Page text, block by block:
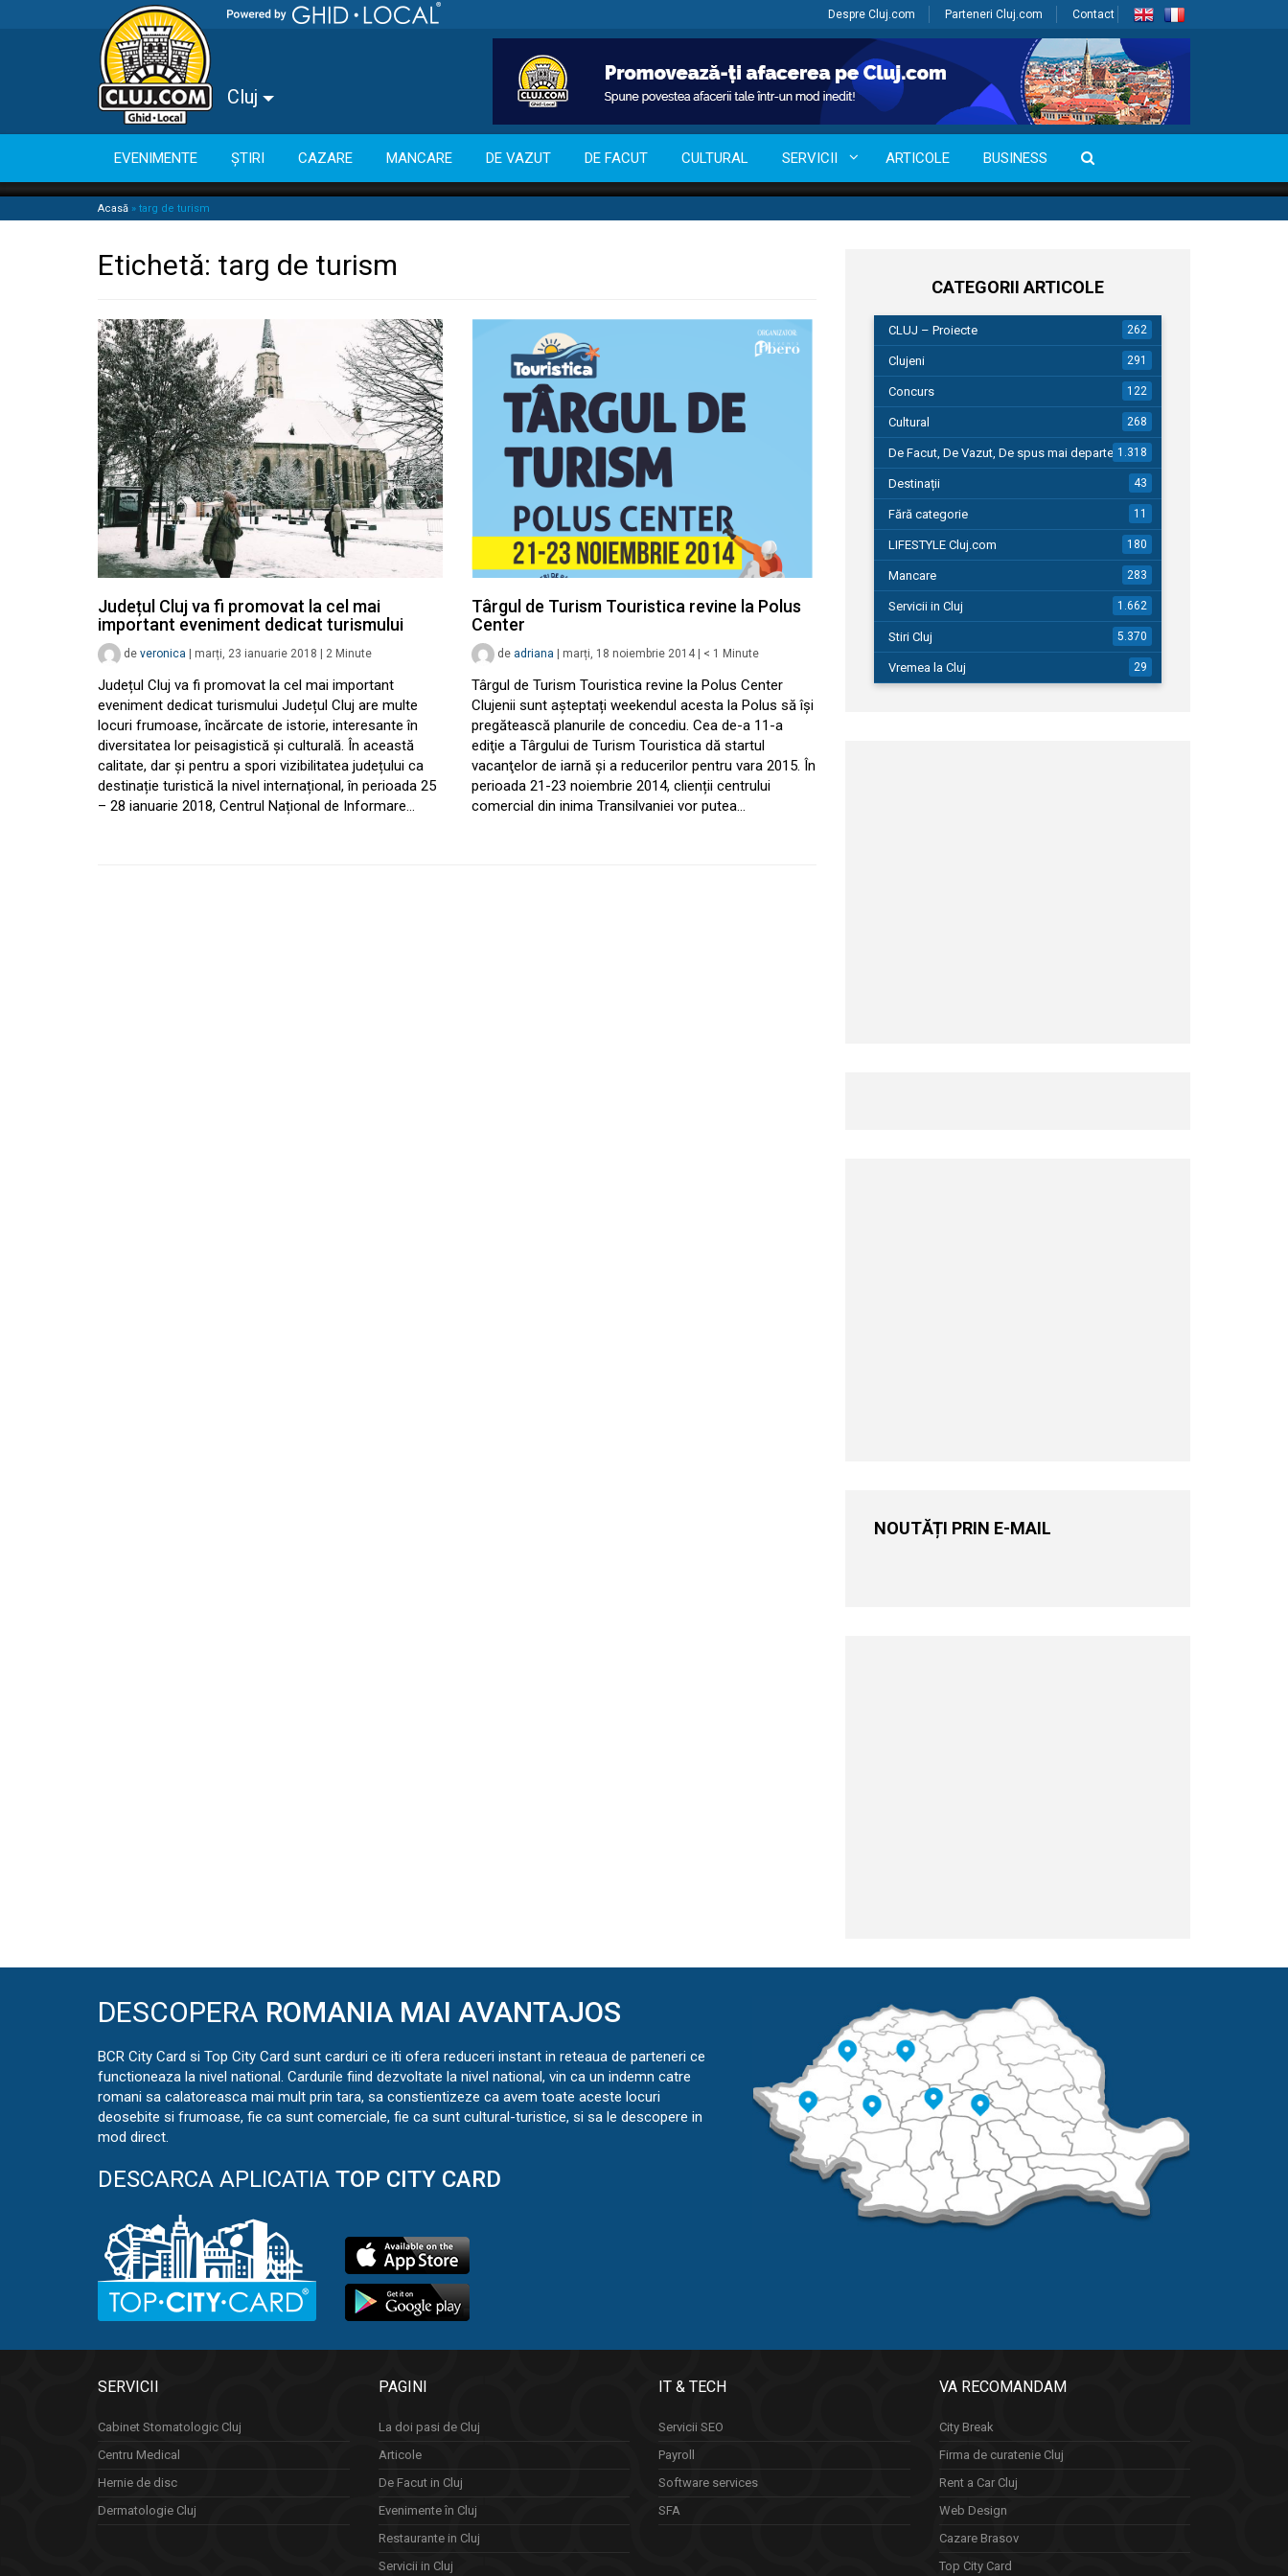
Despre Cluj.com Parteneri Cluj.com Contact
Cluj
EVENIMENTE ȘTIRI CAZARE MANCARE DE VAZUT DE FACUT CULTURAL SERVICII ARTICOLE BUSINESS
Acasă » targ de turism
Etichetă: targ de turism
Județul Cluj va fi promovat la cel mai
important eveniment dedicat turismului
de veronica marți, 23 ianuarie 2018 2 Minute
Județul Cluj va fi promovat la cel mai important
eveniment dedicat turismului Județul Cluj are multe
locuri frumoase, încărcate de istorie, interesante în
diversitatea lor peisagistică și culturală. În această
calitate, dar și pentru a spori vizibilitatea județului ca
destinație turistică la nivel internațional, în perioada 25
– 28 ianuarie 2018, Centrul Național de Informare…
Târgul de Turism Touristica revine la Polus
Center
de adriana marți, 18 noiembrie 2014 < 1 Minute
Târgul de Turism Touristica revine la Polus Center
Clujenii sunt așteptați weekendul acesta la Polus să își
pregătească planurile de concediu. Cea de-a 11-a
ediţie a Târgului de Turism Touristica dă startul
vacanţelor de iarnă și a reducerilor pentru vara 2015. În
perioada 21-23 noiembrie 2014, clienții centrului
comercial din inima Transilvaniei vor putea…
CATEGORII ARTICOLE
CLUJ – Proiecte 262
Clujeni 291
Concurs 122
Cultural 268
De Facut, De Vazut, De spus mai departe…1.318
Destinații 43
Fără categorie 11
LIFESTYLE Cluj.com 180
Mancare 283
Servicii in Cluj 1.662
Stiri Cluj 5.370
Vremea la Cluj 29
NOUTĂȚI PRIN E-MAIL
DESCOPERA ROMANIA MAI AVANTAJOS
BCR City Card si Top City Card sunt carduri ce iti ofera reduceri instant in reteaua de parteneri ce
functioneaza la nivel national. Cardurile fiind dezvoltate la nivel national, vin ca un indemn catre
romani sa calatoreasca mai mult prin tara, sa constientizeze ca avem toate aceste locuri
deosebite si frumoase, fie ca sunt comerciale, fie ca sunt cultural-turistice, si sa le descopere in
mod direct.
DESCARCA APLICATIA TOP CITY CARD
SERVICII
Cabinet Stomatologic Cluj
Centru Medical
Hernie de disc
Dermatologie Cluj
PAGINI
La doi pasi de Cluj
Articole
De Facut in Cluj
Evenimente în Cluj
Restaurante in Cluj
Servicii in Cluj
IT & TECH
Servicii SEO
Payroll
Software services
SFA
VA RECOMANDAM
City Break
Firma de curatenie Cluj
Rent a Car Cluj
Web Design
Cazare Brasov
Top City Card